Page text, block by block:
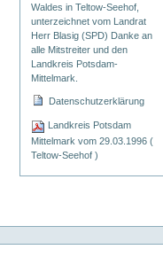
Waldes in Teltow-Seehof,
unterzeichnet vom Landrat
Herr Blasig (SPD) Danke an
alle Mitstreiter und den
Landkreis Potsdam-
Mittelmark.
Datenschutzerklärung
Landkreis Potsdam
Mittelmark vom 29.03.1996 (
Teltow-Seehof )